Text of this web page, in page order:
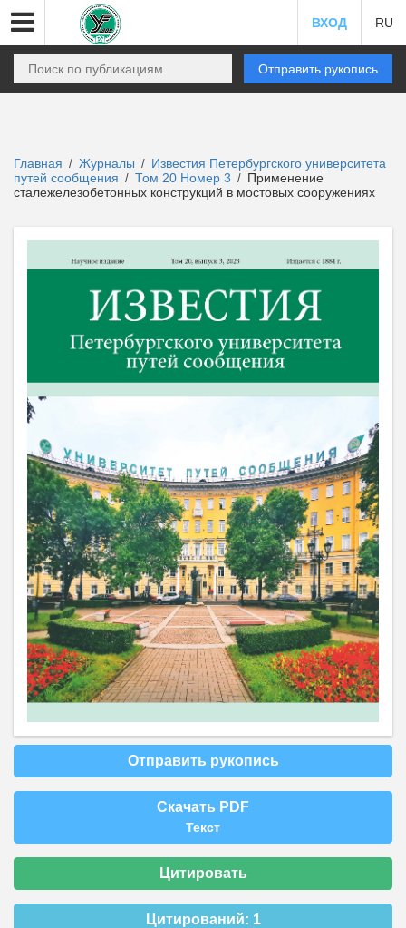
ВХОД RU
Отправить рукопись
Главная / Журналы / Известия Петербургского университета
путей сообщения / Том 20 Номер 3 / Применение
сталежелезобетонных конструкций в мостовых сооружениях
Отправить рукопись
Скачать PDF
Текст
Цитировать
Цитирований: 1